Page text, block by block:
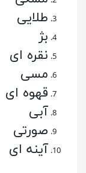
طلایی
بژ
نقره ای
مسی
قهوه ای
آبی
صورتی
آینه ای